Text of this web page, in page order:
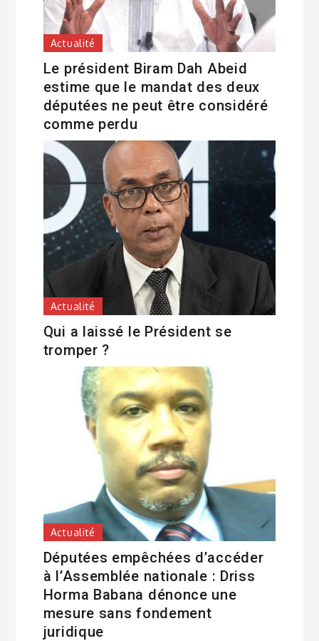
Actualité
Le président Biram Dah Abeid
estime que le mandat des deux
députées ne peut être considéré
comme perdu
Actualité
Qui a laissé le Président se
tromper ?
Actualité
Députées empêchées d’accéder
à l’Assemblée nationale : Driss
Horma Babana dénonce une
mesure sans fondement
juridique